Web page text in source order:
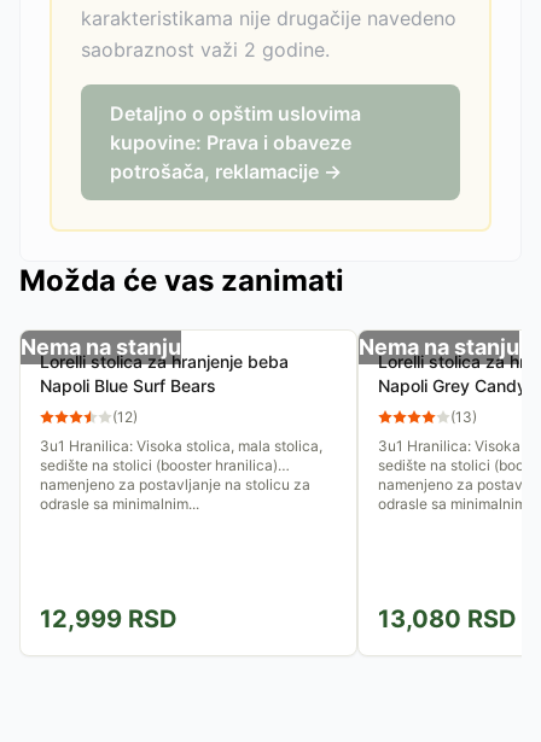
karakteristikama nije drugačije navedeno
saobraznost važi 2 godine.
Detaljno o opštim uslovima
kupovine: Prava i obaveze
potrošača, reklamacije →
Možda će vas zanimati
Nema na stanju
Lorelli stolica za hranjenje beba
Napoli Blue Surf Bears
(12)
3u1 Hranilica: Visoka stolica, mala stolica,
sedište na stolici (booster hranilica)
namenjeno za postavljanje na stolicu za
odrasle sa minimalnim...
12,999 RSD
Nema na stanju
Lorelli stolica za
Napoli Grey Candy
(13)
3u1 Hranilica: Visoka
sedište na stolici
namenjeno za
odrasle sa minimalnim...
13,080 RSD